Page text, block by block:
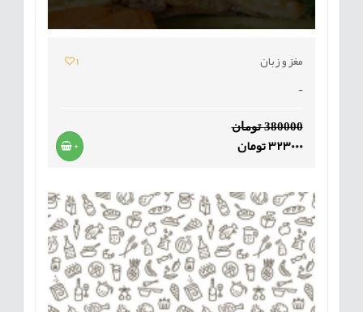
مغز و زبان
1
-
380000 تومان
323000 تومان +